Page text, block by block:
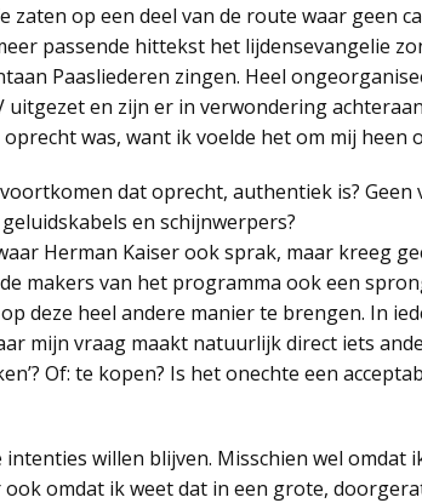
zaten op een deel van de route waar geen
passende hittekst het lijdensevangelie
Paasliederen zingen. Heel
uitgezet en zijn er in verwondering
was, want ik voelde het om mij heen
dat oprecht, authentiek is? Geen
en schijnwerpers?
Herman Kaiser ook sprak, maar kreeg
makers van het programma ook een
deze heel andere manier te brengen. In
mijn vraag maakt natuurlijk direct iets
Of: te kopen? Is het onechte een
willen blijven. Misschien wel omdat
omdat ik weet dat in een grote,